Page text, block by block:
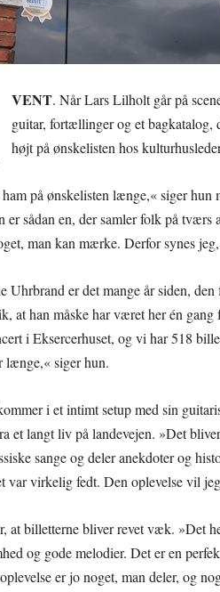
VENT. Når Lars Lilholt går på
guitar, fortællinger og et bagkatalog,
højt på ønskelisten hos
på ønskelisten længe,« siger
er sådan en, der samler folk på tværs
man kan mærke. Derfor synes
Uhrbrand er det mange år siden,
at han måske har været her én
i Eksercerhuset, og vi har 518
længe,« siger hun.
i et intimt setup med sin
et langt liv på landevejen. »Det
sange og deler anekdoter og
var virkelig fedt. Den oplevelse vil
at billetterne bliver revet væk. »Det
og gode melodier. Det er en
er jo noget, man deler, og